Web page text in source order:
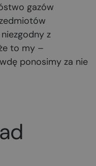
gazów
z
to my –
ponosimy za nie